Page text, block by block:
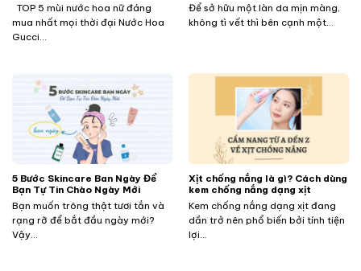
TOP 5 mùi nước hoa nữ đáng
mua nhất mọi thời đại Nước Hoa
Gucci...
Để sở hữu một làn da mịn màng,
không tì vết thì bên cạnh một...
5 Bước Skincare Ban Ngày Để
Bạn Tự Tin Chào Ngày Mới
Bạn muốn trông thật tươi tắn và
rạng rỡ để bắt đầu ngày mới?
Vậy...
Xịt chống nắng là gì? Cách dùng
kem chống nắng dạng xịt
Kem chống nắng dạng xịt đang
dần trở nên phổ biến bởi tính tiện
lợi...